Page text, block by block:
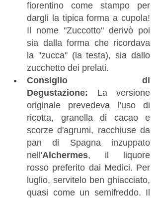
fiorentino come stampo per
dargli la tipica forma a cupola!
Il nome "Zuccotto" derivò poi
sia dalla forma che ricordava
la "zucca" (la testa), sia dallo
zucchetto dei prelati.
Consiglio di
Degustazione: La versione
originale prevedeva l'uso di
ricotta, granella di cacao e
scorze d'agrumi, racchiuse da
pan di Spagna inzuppato
nell'Alchermes, il liquore
rosso preferito dai Medici. Per
luglio, servitelo ben ghiacciato,
quasi come un semifreddo. Il